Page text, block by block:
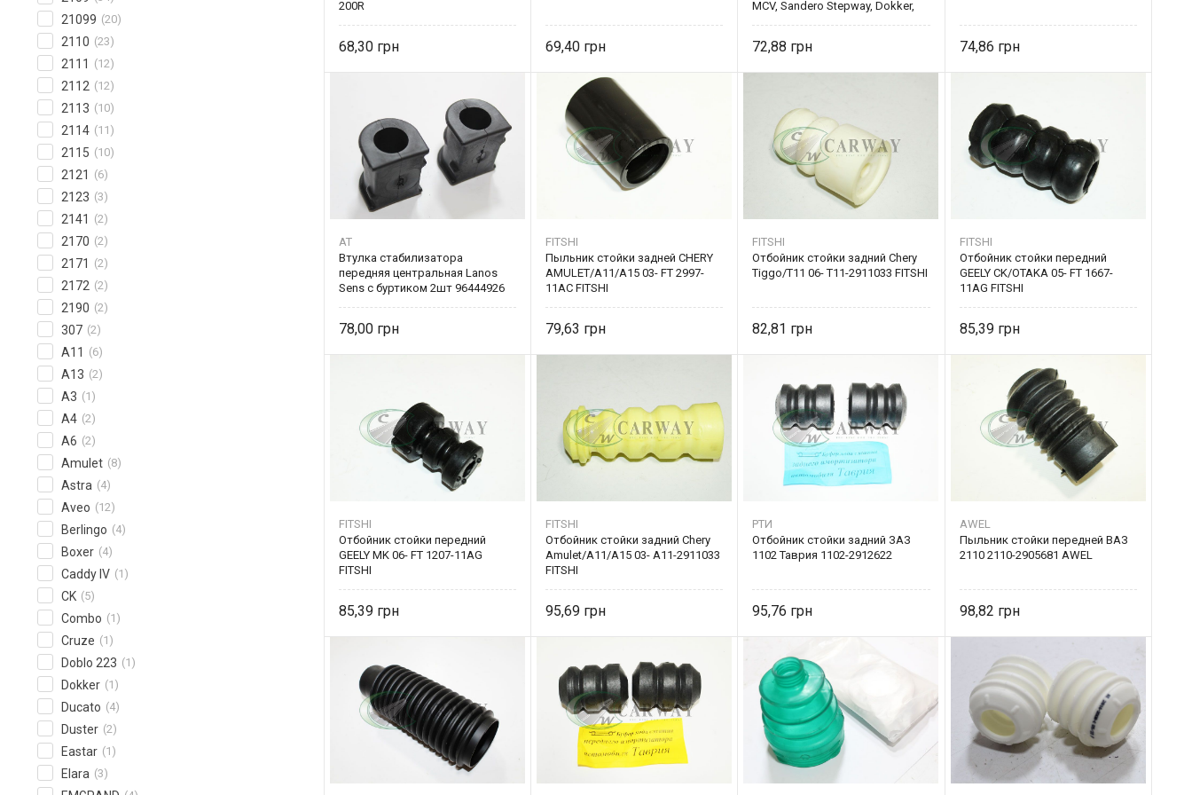
21099 (20)
2110 (23)
2111 (12)
2112 (12)
2113 (10)
2114 (11)
2115 (10)
2121 (6)
2123 (3)
2141 (2)
2170 (2)
2171 (2)
2172 (2)
2190 (2)
307 (2)
A11 (6)
A13 (2)
A3 (1)
A4 (2)
A6 (2)
Amulet (8)
Astra (4)
Aveo (12)
Berlingo (4)
Boxer (4)
Caddy IV (1)
CK (5)
Combo (1)
Cruze (1)
Doblo 223 (1)
Dokker (1)
Ducato (4)
Duster (2)
Eastar (1)
Elara (3)
200R
68,30 69,40
MCV, Sandero Stepway, Dokker,
72,88 74,86
AT
Втулка стабилизатора
передняя центральная Lanos
Sens c буртиком 2шт 96444926
78,00
FITSHI
Пыльник стойки задней CHERY
AMULET/A11/A15 03- FT 2997-
11AC FITSHI
79,63
FITSHI
Отбойник стойки задний Chery
Tiggo/T11 06- T11-2911033 FITSHI
82,81
FITSHI
Отбойник стойки передний
GEELY CK/OTAKA 05- FT 1667-
11AG FITSHI
85,39
FITSHI
Отбойник стойки передний
GEELY MK 06- FT 1207-11AG
FITSHI
85,39
FITSHI
Отбойник стойки задний Chery
Amulet/A11/A15 03- A11-2911033
FITSHI
95,69
РТИ
Отбойник стойки задний ЗАЗ
1102 Таврия 1102-2912622
95,76
AWEL
Пыльник стойки передней ВАЗ
2110 2110-2905681 AWEL
98,82